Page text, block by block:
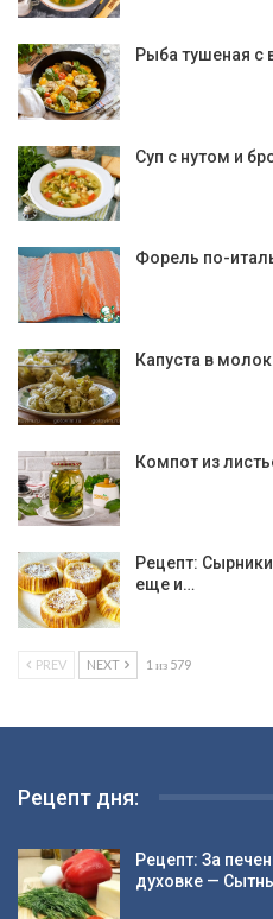
Рыба тушеная с
Суп с нутом и
Форель по-
Капуста в
Компот из
Рецепт:
еще и…
PREV NEXT 1 из 579
Рецепт дня:
Рецепт: За
духовке —